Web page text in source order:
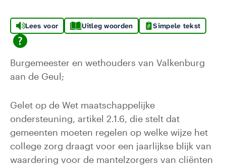
Lees voor Uitleg woorden Simpele tekst
Burgemeester en wethouders van Valkenburg
aan de Geul;
Gelet op de Wet maatschappelijke
ondersteuning, artikel 2.1.6, die stelt dat
gemeenten moeten regelen op welke wijze het
college zorg draagt voor een jaarlijkse blijk van
waardering voor de mantelzorgers van cliënten